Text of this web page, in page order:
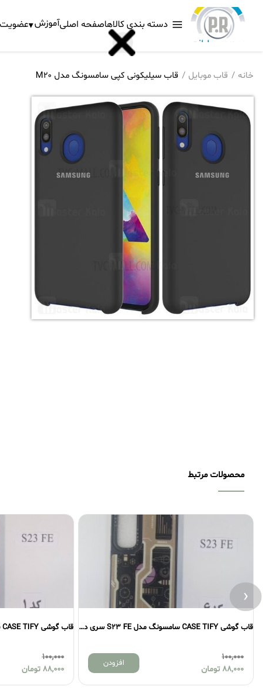
دسته بندی کالاهاصفحه اصلیآموزش عضویت
خانه قاب موبایل قاب سیلیکونی کپی سامسونگ مدل M20
محصولات مرتبط
قاب گوشی CASE TIFY سامسونگ مدل S23 FE سری دوم
100,000
88,000
تومان
‹